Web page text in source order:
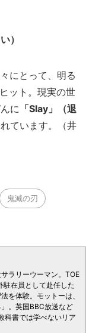
）
にとって、明る
ット。現実の世
に 「Slay」（退
ています。（井
鬼滅の刃
ラリーウーマン。TOE
駐在員として赴任した
を体験。モットーは、
。英国BBC放送など
科書では学べないリア